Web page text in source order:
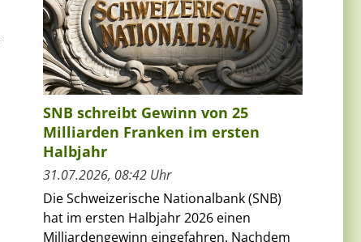
SNB schreibt Gewinn von 25
Milliarden Franken im ersten
Halbjahr
31.07.2026, 08:42 Uhr
Die Schweizerische Nationalbank (SNB)
hat im ersten Halbjahr 2026 einen
Milliardengewinn eingefahren. Nachdem